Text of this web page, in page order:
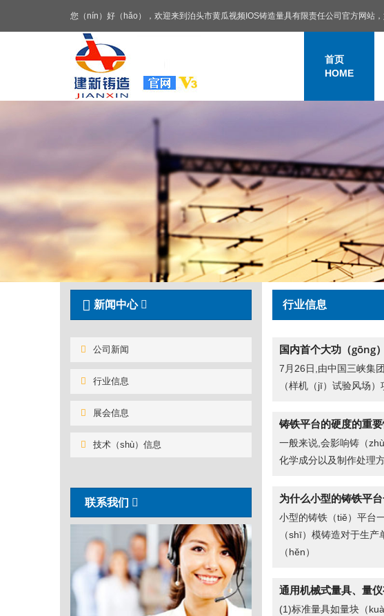
您（nín）好（hǎo），欢迎来到泊头市黄瓜视频IOS铸造量具有限责任公司官方网站
IOS
首页
HOME
行业信息
国内首个大功（gōng
7月26日,由中国三峡集
（样机（jī）试验风场
铸铁平台的硬度的重
一般来说,会影响铸（
化学成分以及制作处理
为什么小型的铸铁平
小型的铸铁（tiě）平台
（shī）模铸造对于生
（hěn）
通用机械式量具、量
(1)标准量具如量块（
新闻中心
公司新闻
行业信息
展会信息
技术（shù）信息
联系我们